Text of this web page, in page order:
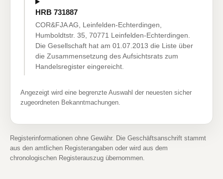
HRB 731887
COR&FJA AG, Leinfelden-Echterdingen,
Humboldtstr. 35, 70771 Leinfelden-Echterdingen.
Die Gesellschaft hat am 01.07.2013 die Liste über
die Zusammensetzung des Aufsichtsrats zum
Handelsregister eingereicht.
Angezeigt wird eine begrenzte Auswahl der neuesten sicher
zugeordneten Bekanntmachungen.
Registerinformationen ohne Gewähr. Die Geschäftsanschrift stammt
aus den amtlichen Registerangaben oder wird aus dem
chronologischen Registerauszug übernommen.